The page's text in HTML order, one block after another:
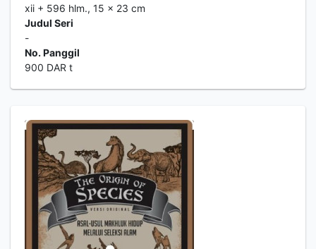
xii + 596 hlm., 15 x 23 cm
Judul Seri
-
No. Panggil
900 DAR t